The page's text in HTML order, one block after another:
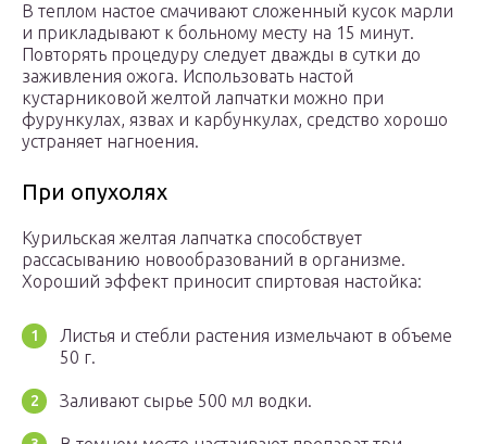
В теплом настое смачивают сложенный кусок марли
и прикладывают к больному месту на 15 минут.
Повторять процедуру следует дважды в сутки до
заживления ожога. Использовать настой
кустарниковой желтой лапчатки можно при
фурункулах, язвах и карбункулах, средство хорошо
устраняет нагноения.
При опухолях
Курильская желтая лапчатка способствует
рассасыванию новообразований в организме.
Хороший эффект приносит спиртовая настойка:
Листья и стебли растения измельчают в объеме
50 г.
Заливают сырье 500 мл водки.